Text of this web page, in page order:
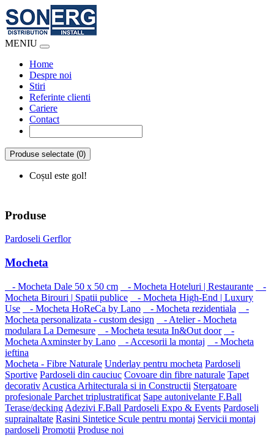
MENIU
Home
Despre noi
Stiri
Referinte clienti
Cariere
Contact
Produse selectate (0)
Coșul este gol!
Produse
Pardoseli Gerflor
Mocheta
- Mocheta Dale 50 x 50 cm - Mocheta Hoteluri | Restaurante
-
Mocheta Birouri | Spatii publice
- Mocheta High-End | Luxury
Use
- Mocheta HoReCa by Lano - Mocheta rezidentiala
-
Mocheta personalizata - custom design
- Atelier - Mocheta
modulara La Demesure
- Mocheta tesuta In&Out door
-
Mocheta Axminster by Lano
- Accesorii la montaj
- Mocheta
ieftina
Mocheta - Fibre Naturale Underlay pentru mocheta Pardoseli
Sportive Pardoseli din cauciuc Covoare din fibre naturale Tapet
decorativ Acustica Arhitecturala si in Constructii Stergatoare
profesionale Parchet triplustratificat Sape autonivelante F.Ball
Terase/decking Adezivi F.Ball Pardoseli Expo & Events Pardoseli
suprainaltate Rasini Sintetice Scule pentru montaj Servicii montaj
pardoseli Promotii Produse noi